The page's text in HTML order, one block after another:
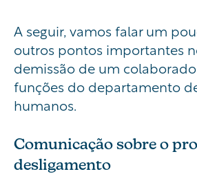
A seguir, vamos falar um
outros pontos importantes
demissão de um
funções do departamento
humanos.
Comunicação sobre o
desligamento